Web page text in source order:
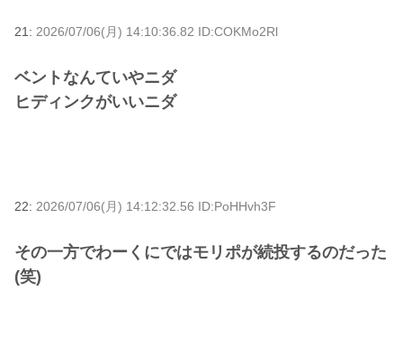
21: 2026/07/06(月) 14:10:36.82 ID:COKMo2Rl
ベントなんていやニダ
ヒディンクがいいニダ
22: 2026/07/06(月) 14:12:32.56 ID:PoHHvh3F
その一方でわーくにではモリポが続投するのだった
(笑)